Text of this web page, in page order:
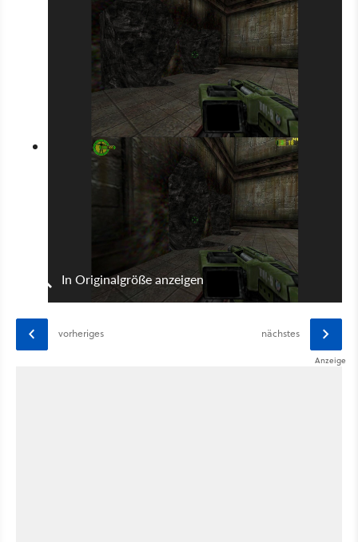
In Originalgröße anzeigen
vorheriges nächstes